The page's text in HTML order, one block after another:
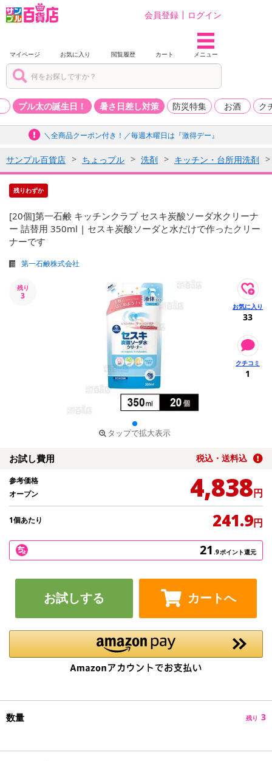
会員登録 ログイン
マイページ お気に入り 閲覧履歴 カート メニュー
プル太の誕生日！ 暑さ日差し対策 防災特集 お酒 ク
＼全商品クーポン付き！／毎週木曜日は『激得デー』
サンプル百貨店 ちょっプル 洗剤 キッチン・台所用洗剤
残りわずか
[20個]第一石鹸 キッチンクラブ セスキ炭酸ソーダ水クリーナ
ー 詰替用 350ml | セスキ炭酸ソーダと水だけで作ったクリー
ナーです
第一石鹸株式会社
残り
3
タップで拡大表示
33
1
お試し費用 税込・送料込
参考価格
オープン
4,838円
1個あたり 241.9円
21 .9ポイント還元
お試しする カートへ
数量 残り 3